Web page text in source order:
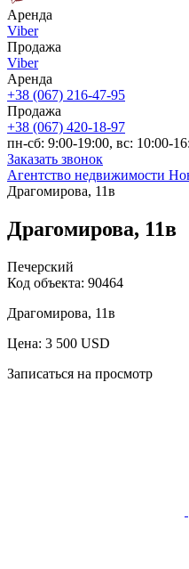
Аренда
Viber
Продажа
Viber
Аренда
+38 (067) 216-47-95
Продажа
+38 (067) 420-18-97
пн-сб: 9:00-19:00, вс: 10:00-
Заказать звонок
Агентство недвижимости
Драгомирова, 11в
Драгомирова, 11в
Печерский
Код объекта: 90464
Драгомирова, 11в
Цена: 3 500 USD
Записаться на просмотр